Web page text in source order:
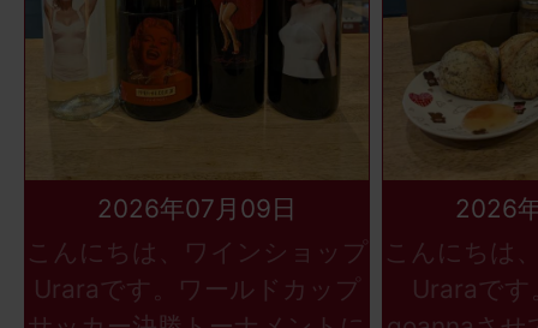
2026年07月09日
こんにちは、ワインショップ
Uraraです。ワールドカップ
2026
こんにちは
Uraraです